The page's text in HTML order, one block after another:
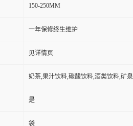
150-250MM
一年保修终生维护
见详情页
奶茶,果汁饮料,碳酸饮料,酒类饮料,矿
是
袋